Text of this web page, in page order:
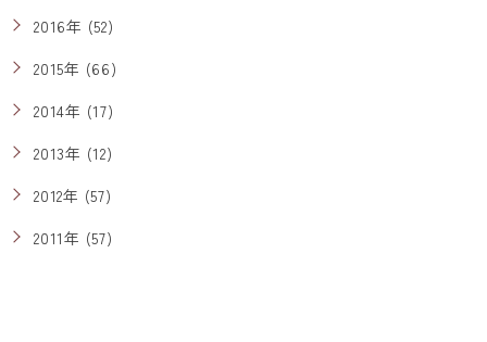
2016年 (52)
2015年 (66)
2014年 (17)
2013年 (12)
2012年 (57)
2011年 (57)